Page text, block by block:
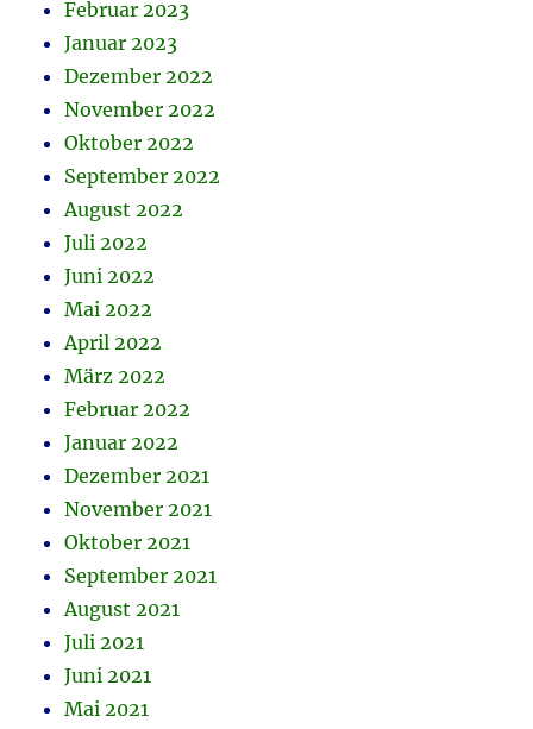
Februar 2023
Januar 2023
Dezember 2022
November 2022
Oktober 2022
September 2022
August 2022
Juli 2022
Juni 2022
Mai 2022
April 2022
März 2022
Februar 2022
Januar 2022
Dezember 2021
November 2021
Oktober 2021
September 2021
August 2021
Juli 2021
Juni 2021
Mai 2021